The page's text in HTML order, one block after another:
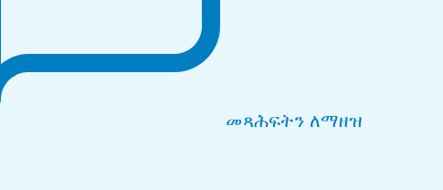
መጻሕፍትን ለማዘዝ